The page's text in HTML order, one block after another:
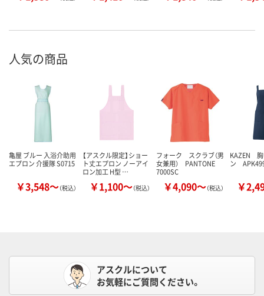
人気の商品
亀屋 ブルー 入浴介助用
エプロン 介援隊 S0715
￥3,548～（税込）
【アスクル限定】ショー
ト丈エプロン ノーアイ
ロン加工 H型 …
￥1,100～（税込）
フォーク スクラブ（男
女兼用） PANTONE
7000SC
￥4,090～（税込）
KAZEN 胸
ン
￥
アスクルについて
お気軽にご質問ください。